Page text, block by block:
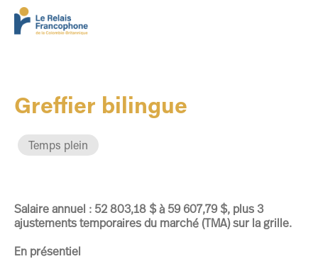
Greffier bilingue
Temps plein
Salaire annuel : 52 803,18 $ à 59 607,79 $, plus 3
ajustements temporaires du marché (TMA) sur la grille.
En présentiel